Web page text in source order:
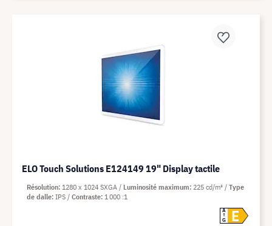
ELO Touch Solutions E124149 19" Display tactile
A
G
E
Résolution 1280 x 1024 SXGA Luminosité maximum 225 cd/m²
Type
de dalle IPS Contraste 1 000 :1